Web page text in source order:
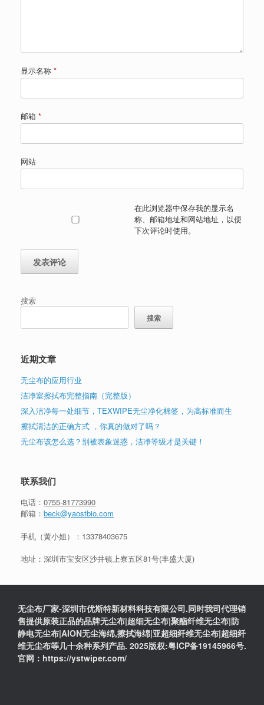
显示名称 *
邮箱 *
网站
在此浏览器中保存我的显示名
称、邮箱地址和网站地址，以便
下次评论时使用。
搜索
搜索
近期文章
无尘布的应用行业
洁净室擦拭布完整指南（完整版）
深入洁净每一处细节，TEXWIPE无尘净化棉签，为高标准而生
擦拭清洁的正确方式 ，你真的做对了吗？
无尘布该怎么选？别被表象迷惑，洁净等级才是关键！
联系我们
电话： 0755-81773990
邮箱： beck@yaostbio.com
手机（黄小姐）： 13378403675
地址：深圳市宝安区沙井镇上寮五区81号(丰盛大厦)
无尘布厂家-深圳市优斯特新材料科技有限公司.同时我司代理销
售提供原装正品的品牌无尘布|超细无尘布|聚酯纤维无尘布|防
静电无尘布|AION无尘海绵,擦拭海绵|亚超细纤维无尘布|超细纤
维无尘布等几十余种系列产品. 2025版权:粤ICP备19145966号.
官网：https://ystwiper.com/